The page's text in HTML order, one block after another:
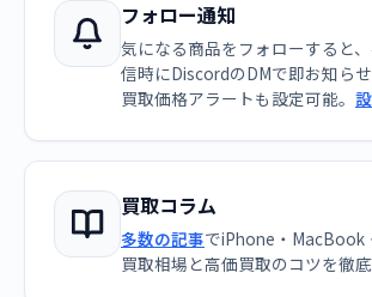
フォロー通知
気になる商品をフォローすると
信時にDiscordのDMで即お知ら
買取価格アラートも設定可能。
買取コラム
多数の記事でiPhone・MacBook
買取相場と高価買取のコツを徹底